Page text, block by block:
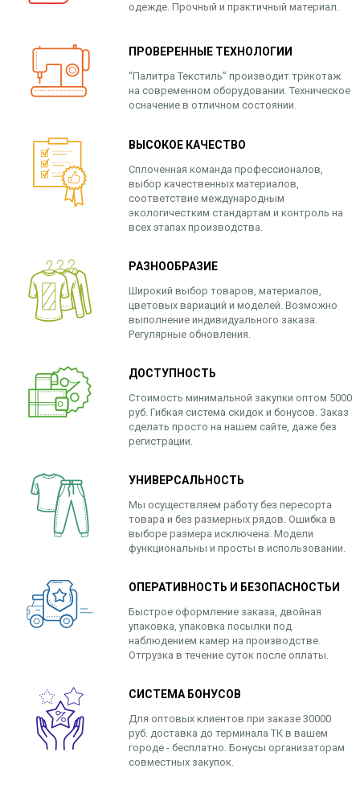
одежде. Прочный и практичный материал.
ПРОВЕРЕННЫЕ ТЕХНОЛОГИИ
“Палитра Текстиль” производит трикотаж
на современном оборудовании. Техническое
осначение в отличном состоянии.
ВЫСОКОЕ КАЧЕСТВО
Сплоченная команда профессионалов,
выбор качественных материалов,
соответствие международным
экологичестким стандартам и контроль на
всех этапах производства.
РАЗНООБРАЗИЕ
Широкий выбор товаров, материалов,
цветовых вариаций и моделей. Возможно
выполнение индивидуального заказа.
Регулярные обновления.
ДОСТУПНОСТЬ
Стоимость минимальной закупки оптом 5000
руб. Гибкая система скидок и бонусов. Заказ
сделать просто на нашем сайте, даже без
регистрации.
УНИВЕРСАЛЬНОСТЬ
Мы осуществляем работу без пересорта
товара и без размерных рядов. Ошибка в
выборе размера исключена. Модели
функциональны и просты в использовании.
ОПЕРАТИВНОСТЬ И БЕЗОПАСНОСТЬИ
Быстрое оформление заказа, двойная
упаковка, упаковка посылки под
наблюдением камер на производстве.
Отгрузка в течение суток после оплаты.
СИСТЕМА БОНУСОВ
Для оптовых клиентов при заказе 30000
руб. доставка до терминала ТК в вашем
городе - бесплатно. Бонусы организаторам
совместных закупок.